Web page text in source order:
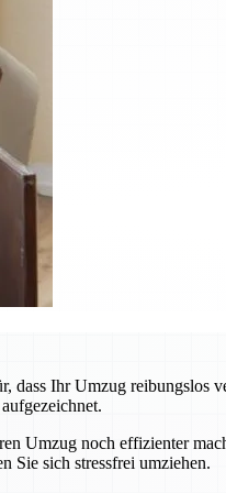
Ihr Umzug reibungslos
Umzug noch effizienter
Sie sich stressfrei umziehen.